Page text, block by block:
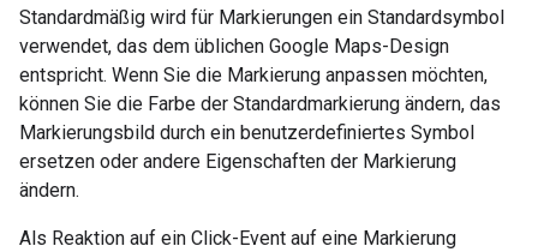
Standardmäßig wird für Markierungen ein Standardsymbol
verwendet, das dem üblichen Google Maps-Design
entspricht. Wenn Sie die Markierung anpassen möchten,
können Sie die Farbe der Standardmarkierung ändern, das
Markierungsbild durch ein benutzerdefiniertes Symbol
ersetzen oder andere Eigenschaften der Markierung
ändern.
Als Reaktion auf ein Click-Event auf eine Markierung